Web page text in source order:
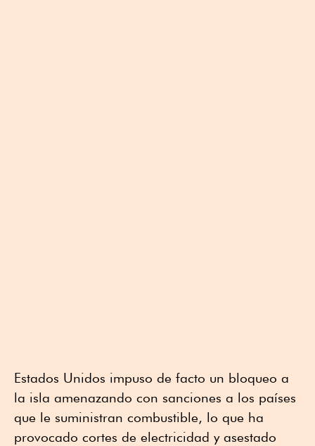
Estados Unidos impuso de facto un bloqueo a
la isla amenazando con sanciones a los países
que le suministran combustible, lo que ha
provocado cortes de electricidad y asestado